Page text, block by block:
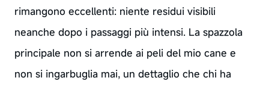
rimangono eccellenti: niente residui visibili
neanche dopo i passaggi più intensi. La spazzola
principale non si arrende ai peli del mio cane e
non si ingarbuglia mai, un dettaglio che chi ha